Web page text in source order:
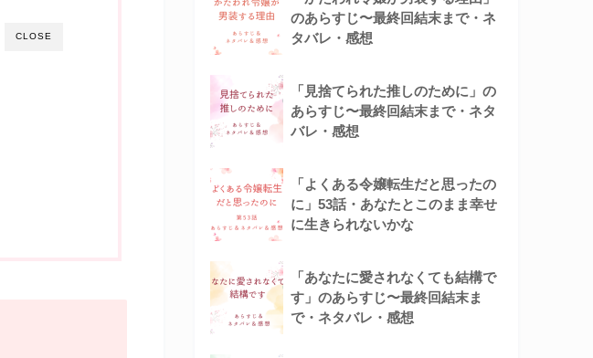
CLOSE
のあらすじ〜最終回結末まで・ネ
タバレ・感想
「見捨てられた推しのために」の
あらすじ〜最終回結末まで・ネタ
バレ・感想
「よくある令嬢転生だと思ったの
に」53話・あなたとこのまま幸せ
に生きられないかな
「あなたに愛されなくても結構で
す」のあらすじ〜最終回結末ま
で・ネタバレ・感想